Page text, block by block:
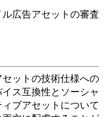
広告アセットの審査
ットの技術仕様への
ス互換性とソーシャ
ブアセットについて